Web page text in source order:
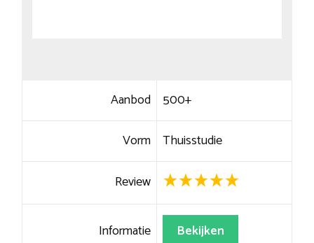
Aanbod 500+
Vorm Thuisstudie
Review
Informatie Bekijken